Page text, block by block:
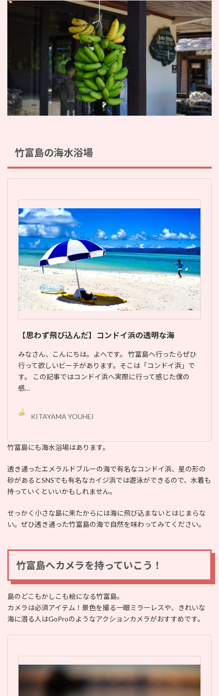
竹富島の海水浴場
【思わず飛び込んだ】コンドイ浜の透明な海
みなさん、こんにちは。よへです。 竹富島へ行ったらぜひ
行って欲しいビーチがあります。そこは「コンドイ浜」で
す。 この記事ではコンドイ浜へ実際に行って感じた僕の
感…
KITAYAMA YOUHEI
竹富島にも海水浴場はあります。
透き通ったエメラルドブルーの海で有名なコンドイ浜、星の形の
砂があるとSNSでも有名なカイジ浜では遊泳ができるので、水着も
持っていくといいかもしれません。
せっかく小さな島に来たからには海に飛び込まないとはじまらな
い。ぜひ透き通った竹富島の海で自然を味わってみてください。
竹富島へカメラを持っていこう！
島のどこもかしこも絵になる竹富島。
カメラは必須アイテム！景色を撮る一眼ミラーレスや、きれいな
海に潜る人はGoProのようなアクションカメラがおすすめです。